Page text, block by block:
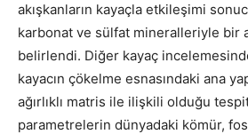
akışkanların kayaçla etkileşimi
karbonat ve sülfat mineralleriyle bir
belirlendi. Diğer kayaç
kayacın çökelme esnasındaki ana
ağırlıklı matris ile ilişkili olduğu
parametrelerin dünyadaki kömür,